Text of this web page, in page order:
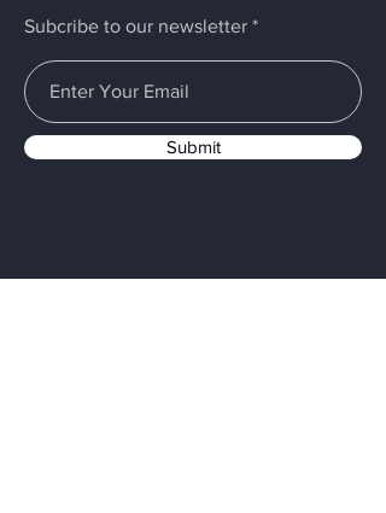
Subcribe to our newsletter
Submit